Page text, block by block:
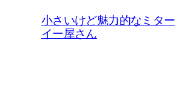
小さいけど魅力的なミター
イー屋さん